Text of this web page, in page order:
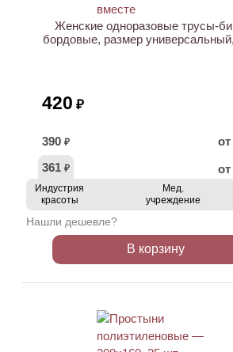
Женские одноразовые трусы-
бордовые, размер
420 ₽
390 ₽
361 ₽
Индустрия
красоты
Мед.
учреждение
Нашли дешевле?
В корзину